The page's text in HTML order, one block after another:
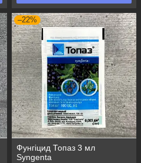
–22%
Фунгіцид Топаз 3 мл
Syngenta